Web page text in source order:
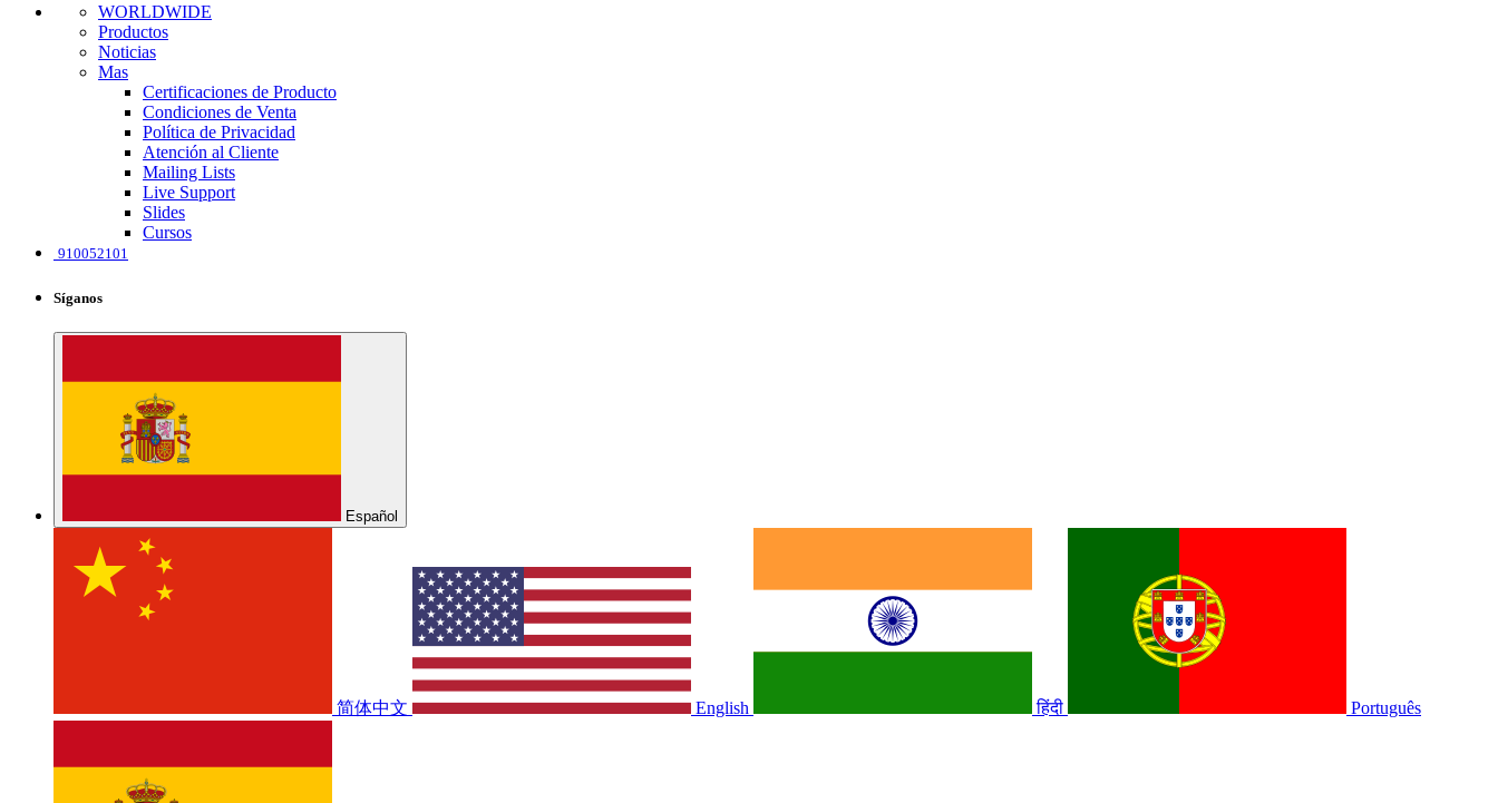
WORLDWIDE
Productos
Noticias
Mas
Certificaciones de Producto
Condiciones de Venta
Política de Privacidad
Atención al Cliente
Mailing Lists
Live Support
Slides
Cursos
910052101
Síganos
Español
简体中文 English हिंदी Português